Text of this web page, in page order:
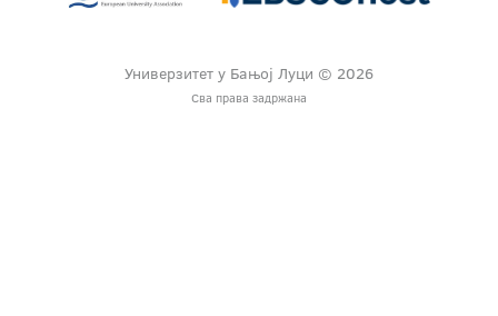
Универзитет у Бањој Луци © 2026
Сва права задржана